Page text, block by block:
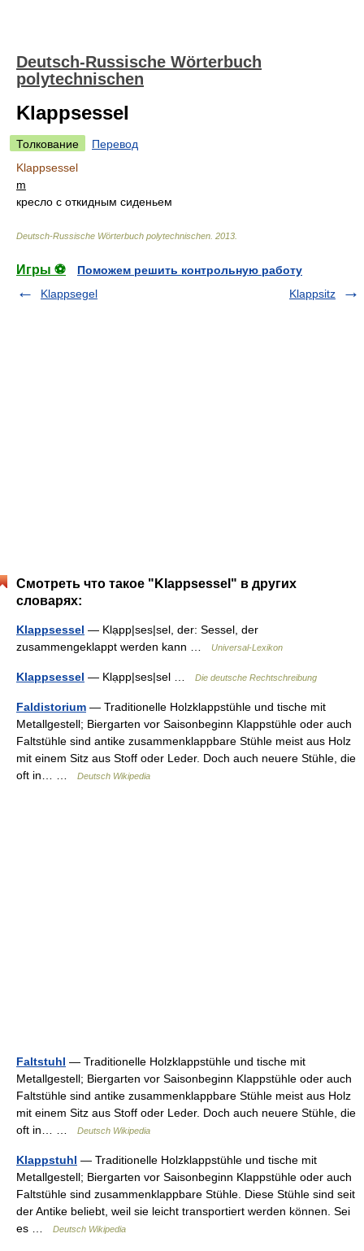
Deutsch-Russische Wörterbuch
polytechnischen
Klappsessel
Толкование
Перевод
Klappsessel
m
кресло с откидным сиденьем
Deutsch-Russische Wörterbuch polytechnischen 2013
Игры ⚽
Поможем решить контрольную работу
Klappsegel
Klappsitz
Смотреть что такое "Klappsessel" в других
словарях:
Klappsessel — Klạpp|ses|sel, der: Sessel, der
zusammengeklappt werden kann …
Universal-Lexikon
Klappsessel — Klạpp|ses|sel … Die deutsche Rechtschreibung
Faldistorium — Traditionelle Holzklappstühle und tische mit
Metallgestell; Biergarten vor Saisonbeginn Klappstühle oder auch
Faltstühle sind antike zusammenklappbare Stühle meist aus Holz
mit einem Sitz aus Stoff oder Leder. Doch auch neuere Stühle, die
oft in… …
Deutsch Wikipedia
Faltstuhl — Traditionelle Holzklappstühle und tische mit
Metallgestell; Biergarten vor Saisonbeginn Klappstühle oder auch
Faltstühle sind antike zusammenklappbare Stühle meist aus Holz
mit einem Sitz aus Stoff oder Leder. Doch auch neuere Stühle, die
oft in… …
Deutsch Wikipedia
Klappstuhl — Traditionelle Holzklappstühle und tische mit
Metallgestell; Biergarten vor Saisonbeginn Klappstühle oder auch
Faltstühle sind zusammenklappbare Stühle. Diese Stühle sind seit
der Antike beliebt, weil sie leicht transportiert werden können. Sei
es …
Deutsch Wikipedia